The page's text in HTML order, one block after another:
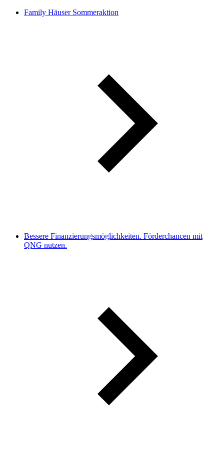
Family Häuser Sommeraktion
Bessere Finanzierungsmöglichkeiten. Förderchancen mit
QNG nutzen.